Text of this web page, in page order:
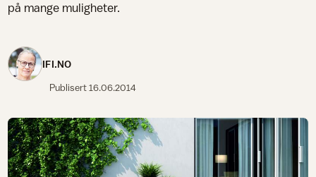
på mange muligheter.
IFI.NO
Publisert16.06.2014